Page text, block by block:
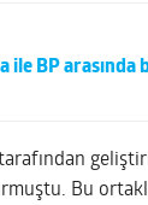
ile BP
Bu